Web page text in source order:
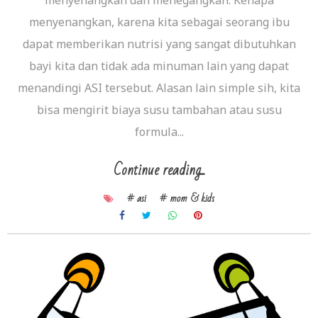
menyenangkan, karena kita sebagai seorang ibu
dapat memberikan nutrisi yang sangat dibutuhkan
bayi kita dan tidak ada minuman lain yang dapat
menandingi ASI tersebut. Alasan lain simple sih, kita
bisa mengirit biaya susu tambahan atau susu
formula...
Continue reading...
# asi # mom & kids